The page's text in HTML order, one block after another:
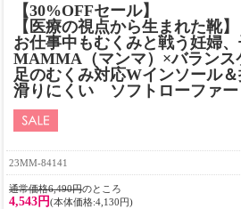
【30%OFFセール】
【医療の視点から生まれた靴】
お仕事中もむくみと戦う妊婦、
MAMMA（マンマ）×バランス
足のむくみ対応Wインソール
滑りにくい ソフトローファー
23MM-84141
通常価格6,490円のところ
4,543円(本体価格:4,130円)